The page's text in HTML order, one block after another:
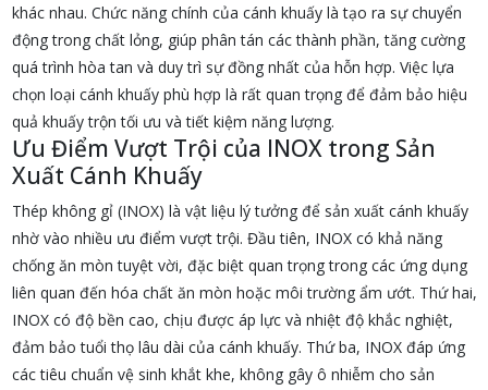
khác nhau. Chức năng chính của cánh khuấy là tạo ra sự chuyển
động trong chất lỏng, giúp phân tán các thành phần, tăng cường
quá trình hòa tan và duy trì sự đồng nhất của hỗn hợp. Việc lựa
chọn loại cánh khuấy phù hợp là rất quan trọng để đảm bảo hiệu
quả khuấy trộn tối ưu và tiết kiệm năng lượng.
Ưu Điểm Vượt Trội của INOX trong Sản
Xuất Cánh Khuấy
Thép không gỉ (INOX) là vật liệu lý tưởng để sản xuất cánh khuấy
nhờ vào nhiều ưu điểm vượt trội. Đầu tiên, INOX có khả năng
chống ăn mòn tuyệt vời, đặc biệt quan trọng trong các ứng dụng
liên quan đến hóa chất ăn mòn hoặc môi trường ẩm ướt. Thứ hai,
INOX có độ bền cao, chịu được áp lực và nhiệt độ khắc nghiệt,
đảm bảo tuổi thọ lâu dài của cánh khuấy. Thứ ba, INOX đáp ứng
các tiêu chuẩn vệ sinh khắt khe, không gây ô nhiễm cho sản